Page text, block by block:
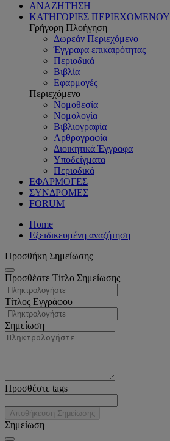
ΑΝΑΖΗΤΗΣΗ
ΚΑΤΗΓΟΡΙΕΣ ΠΕΡΙΕΧΟΜΕΝΟΥ
Γρήγορη Πλοήγηση
Δωρεάν Περιεχόμενο
Έγγραφα επικαιρότητας
Περιοδικά
Βιβλία
Εφαρμογές
Περιεχόμενο
Νομοθεσία
Νομολογία
Βιβλιογραφία
Αρθρογραφία
Διοικητικά Έγγραφα
Υποδείγματα
Περιοδικά
ΕΦΑΡΜΟΓΕΣ
ΣΥΝΔΡΟΜΕΣ
FORUM
Home
Εξειδικευμένη αναζήτηση
Προσθήκη Σημείωσης
Προσθέστε Τίτλο Σημείωσης
Τίτλος Εγγράφου
Σημείωση
Προσθέστε tags
Αποθήκευση Σημείωσης
Σημείωση